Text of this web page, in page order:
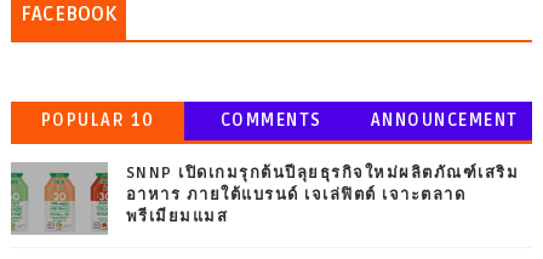
FACEBOOK
POPULAR 10 COMMENTS ANNOUNCEMENT
SNNP เปิดเกมรุกต้นปีลุยธุรกิจใหม่ผลิตภัณฑ์เสริม
อาหาร ภายใต้แบรนด์ เจเล่ฟิตต์ เจาะตลาด
พรีเมียมแมส